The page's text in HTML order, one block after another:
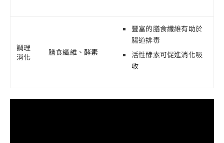
調理
消化
膳食纖維、酵素
豐富的膳食纖維有助於
腸道排毒
活性酵素可促進消化吸
收